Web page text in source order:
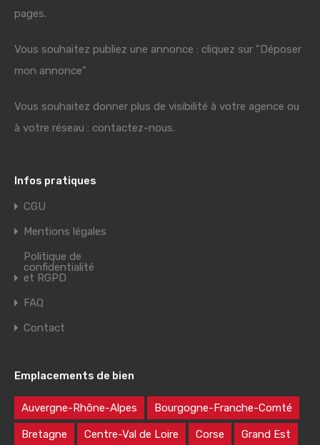
pages.
Vous souhaitez publiez une annonce : cliquez sur "Déposer
mon annonce"
Vous souhaitez donner plus de visibilité à votre agence ou
à votre réseau : contactez-nous.
Infos pratiques
CGU
Mentions légales
Politique de
confidentialité
et RGPD
FAQ
Contact
Emplacements de bien
Auvergne-Rhône-Alpes Bourgogne-Franche-Comté
Bretagne Centre-Val de Loire Corse Grand Est